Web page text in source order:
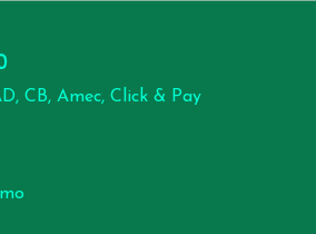
CB, Amec, Click & Pay